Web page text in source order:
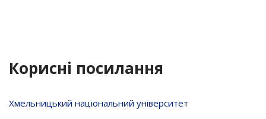
Корисні посилання
Хмельницький національний університет